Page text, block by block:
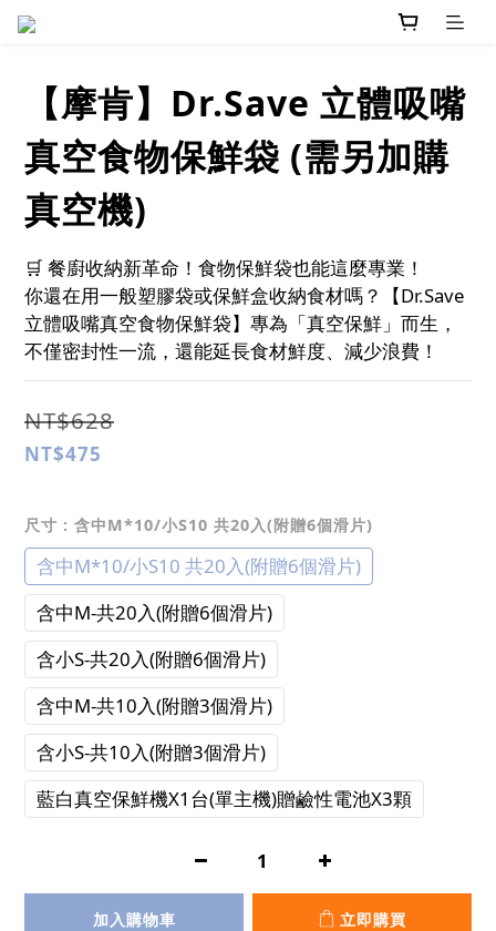
【摩肯】Dr.Save 立體吸嘴
真空食物保鮮袋 (需另加購
真空機)
🛒 餐廚收納新革命！食物保鮮袋也能這麼專業！
你還在用一般塑膠袋或保鮮盒收納食材嗎？【Dr.Save
立體吸嘴真空食物保鮮袋】專為「真空保鮮」而生，
不僅密封性一流，還能延長食材鮮度、減少浪費！
NT$628
NT$475
尺寸 : 含中M*10/小S10 共20入(附贈6個滑片)
含中M*10/小S10 共20入(附贈6個滑片)
含中M-共20入(附贈6個滑片)
含小S-共20入(附贈6個滑片)
含中M-共10入(附贈3個滑片)
含小S-共10入(附贈3個滑片)
藍白真空保鮮機X1台(單主機)贈鹼性電池X3顆
加入購物車 立即購買